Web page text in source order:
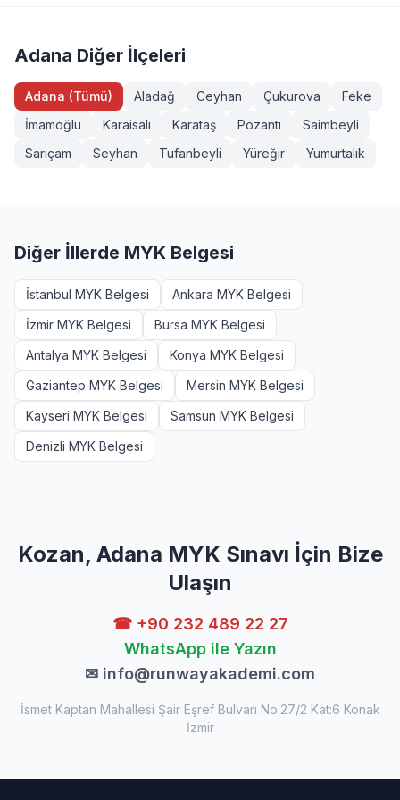
sınavlarımız MYK onaylı ve TÜRKAK akreditasyonludur.
isteyenler +90 232 489 22 27 numarasından detaylı bilgi
Adana Diğer İlçeleri
Adana (Tümü) Aladağ Ceyhan Çukurova
Feke
İmamoğlu
Karaisalı Karataş Pozantı
Saimbeyli
Sarıçam
Seyhan Tufanbeyli Yüreğir Yumurtalık
Diğer İllerde MYK Belgesi
İstanbul MYK Belgesi
Ankara MYK Belgesi
İzmir MYK Belgesi
Bursa MYK Belgesi
Antalya MYK Belgesi
Konya MYK Belgesi
Gaziantep MYK Belgesi
Mersin MYK Belgesi
Kayseri MYK Belgesi
Samsun MYK Belgesi
Denizli MYK Belgesi
Kozan, Adana MYK Sınavı İçin Bize
Ulaşın
☎ +90 232 489 22 27
WhatsApp ile Yazın
✉ info@runwayakademi.com
İsmet Kaptan Mahallesi Şair Eşref Bulvarı No:27/2 Kat:6 Konak
İzmir